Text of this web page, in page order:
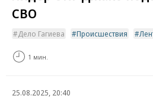
СВО
Дело Гагиева Происшествия
1 мин.
25.08.2025, 20:40